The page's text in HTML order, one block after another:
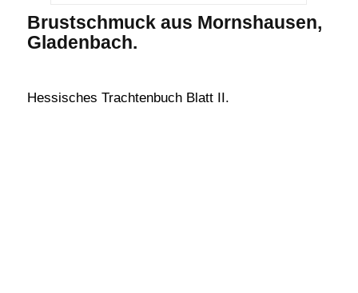
Brustschmuck aus Mornshausen,
Gladenbach.
Hessisches Trachtenbuch Blatt II.